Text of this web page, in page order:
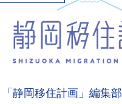
「静岡移住計画」編集部